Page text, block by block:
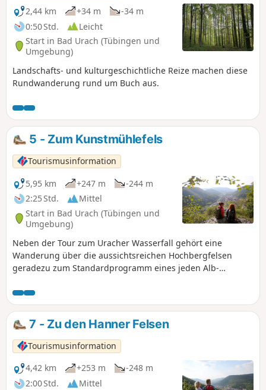
2,44 km
+34 m
-34 m
0:50 Std.
Leicht
Start in Bad Urach (Tübingen und
Umgebung)
Landschafts- und kulturgeschichtliche Reize machen diese
Rundwanderung rund um Buch aus.
5 - Zum Kunstmühlefels
Tourismusinformation
5,95 km
+247 m
-244 m
2:25 Std.
Mittel
Start in Bad Urach (Tübingen und
Umgebung)
Neben der Tour zum Uracher Wasserfall gehört eine
Wanderung über die aussichtsreichen Hochbergfelsen
geradezu zum Standardprogramm eines jeden Alb-
7 - Zu den Hanner Felsen
Tourismusinformation
4,42 km
+253 m
-248 m
2:00 Std.
Mittel